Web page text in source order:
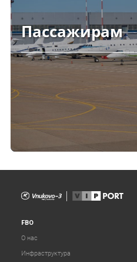
Пассажирам
FBO
О нас
Инфраструктура